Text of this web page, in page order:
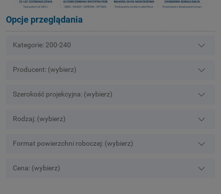
Opcje przeglądania
Kategorie: 200-240
Producent: (wybierz)
Szerokość projekcyjna: (wybierz)
Rodzaj: (wybierz)
Format powierzchni roboczej: (wybierz)
Cena: (wybierz)